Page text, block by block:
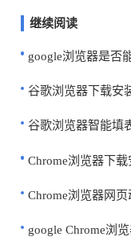
继续阅读
google浏览器是否
谷歌浏览器下载安
谷歌浏览器智能填
Chrome浏览器下
Chrome浏览器网
google Chrome浏